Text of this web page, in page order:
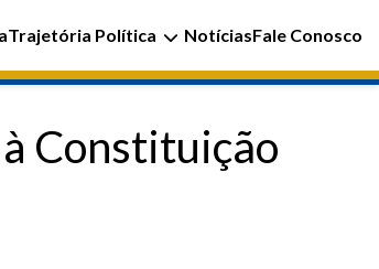
Trajetória Política NotíciasFale Conosco
Constituição